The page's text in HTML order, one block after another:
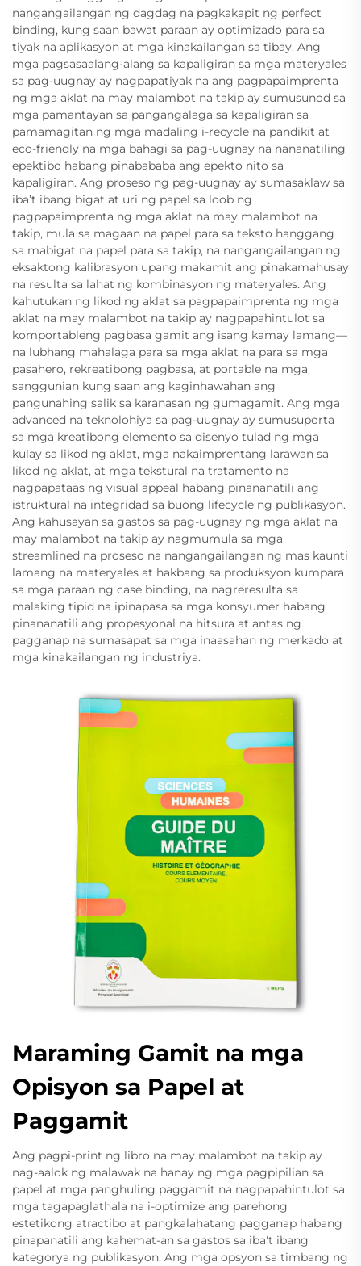
nangangailangan ng dagdag na pagkakapit ng perfect
binding, kung saan bawat paraan ay optimizado para sa
tiyak na aplikasyon at mga kinakailangan sa tibay. Ang
mga pagsasaalang-alang sa kapaligiran sa mga materyales
sa pag-uugnay ay nagpapatiyak na ang pagpapaimprenta
ng mga aklat na may malambot na takip ay sumusunod sa
mga pamantayan sa pangangalaga sa kapaligiran sa
pamamagitan ng mga madaling i-recycle na pandikit at
eco-friendly na mga bahagi sa pag-uugnay na nananatiling
epektibo habang pinabababa ang epekto nito sa
kapaligiran. Ang proseso ng pag-uugnay ay sumasaklaw sa
iba’t ibang bigat at uri ng papel sa loob ng
pagpapaimprenta ng mga aklat na may malambot na
takip, mula sa magaan na papel para sa teksto hanggang
sa mabigat na papel para sa takip, na nangangailangan ng
eksaktong kalibrasyon upang makamit ang pinakamahusay
na resulta sa lahat ng kombinasyon ng materyales. Ang
kahutukan ng likod ng aklat sa pagpapaimprenta ng mga
aklat na may malambot na takip ay nagpapahintulot sa
komportableng pagbasa gamit ang isang kamay lamang—
na lubhang mahalaga para sa mga aklat na para sa mga
pasahero, rekreatibong pagbasa, at portable na mga
sanggunian kung saan ang kaginhawahan ang
pangunahing salik sa karanasan ng gumagamit. Ang mga
advanced na teknolohiya sa pag-uugnay ay sumusuporta
sa mga kreatibong elemento sa disenyo tulad ng mga
kulay sa likod ng aklat, mga nakaimprentang larawan sa
likod ng aklat, at mga tekstural na tratamento na
nagpapataas ng visual appeal habang pinananatili ang
istruktural na integridad sa buong lifecycle ng publikasyon.
Ang kahusayan sa gastos sa pag-uugnay ng mga aklat na
may malambot na takip ay nagmumula sa mga
streamlined na proseso na nangangailangan ng mas kaunti
lamang na materyales at hakbang sa produksyon kumpara
sa mga paraan ng case binding, na nagreresulta sa
malaking tipid na ipinapasa sa mga konsyumer habang
pinananatili ang propesyonal na hitsura at antas ng
pagganap na sumasapat sa mga inaasahan ng merkado at
mga kinakailangan ng industriya.
Maraming Gamit na mga
Opisyon sa Papel at
Paggamit
Ang pagpi-print ng libro na may malambot na takip ay
nag-aalok ng malawak na hanay ng mga pagpipilian sa
papel at mga panghuling paggamit na nagpapahintulot sa
mga tagapaglathala na i-optimize ang parehong
estetikong atractibo at pangkalahatang pagganap habang
pinapanatili ang kahemat-an sa gastos sa iba't ibang
kategorya ng publikasyon. Ang mga opsyon sa timbang ng